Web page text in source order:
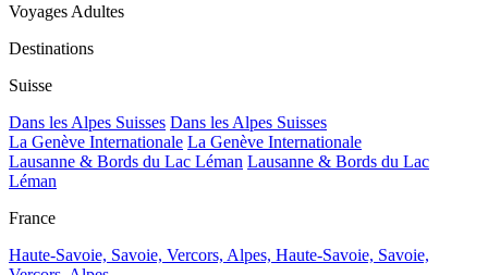
Voyages Adultes
Destinations
Suisse
Dans les Alpes Suisses Dans les Alpes Suisses
La Genève Internationale La Genève Internationale
Lausanne & Bords du Lac Léman Lausanne & Bords du Lac
Léman
France
Haute-Savoie, Savoie, Vercors, Alpes, Haute-Savoie, Savoie,